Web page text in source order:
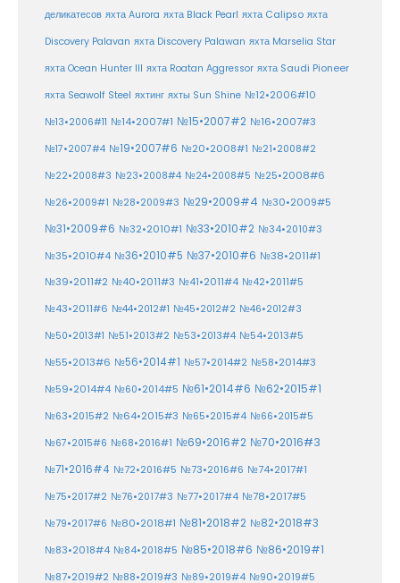
деликатесов яхта Aurora яхта Black Pearl яхта Calipso яхта
Discovery Palavan яхта Discovery Palawan яхта Marselia Star
яхта Ocean Hunter III яхта Roatan Aggressor яхта Saudi Pioneer
яхта Seawolf Steel яхтинг яхты Sun Shine №12•2006#10
№13•2006#11 №14•2007#1 №15•2007#2 №16•2007#3
№17•2007#4 №19•2007#6 №20•2008#1 №21•2008#2
№22•2008#3 №23•2008#4 №24•2008#5 №25•2008#6
№26•2009#1 №28•2009#3 №29•2009#4 №30•2009#5
№31•2009#6 №32•2010#1 №33•2010#2 №34•2010#3
№35•2010#4 №36•2010#5 №37•2010#6 №38•2011#1
№39•2011#2 №40•2011#3 №41•2011#4 №42•2011#5
№43•2011#6 №44•2012#1 №45•2012#2 №46•2012#3
№50•2013#1 №51•2013#2 №53•2013#4 №54•2013#5
№55•2013#6 №56•2014#1 №57•2014#2 №58•2014#3
№59•2014#4 №60•2014#5 №61•2014#6 №62•2015#1
№63•2015#2 №64•2015#3 №65•2015#4 №66•2015#5
№67•2015#6 №68•2016#1 №69•2016#2 №70•2016#3
№71•2016#4 №72•2016#5 №73•2016#6 №74•2017#1
№75•2017#2 №76•2017#3 №77•2017#4 №78•2017#5
№79•2017#6 №80•2018#1 №81•2018#2 №82•2018#3
№83•2018#4 №84•2018#5 №85•2018#6 №86•2019#1
№87•2019#2 №88•2019#3 №89•2019#4 №90•2019#5